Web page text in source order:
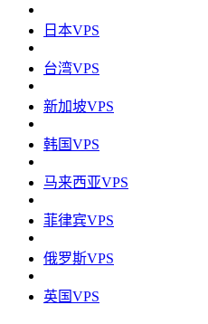
日本VPS
台湾VPS
新加坡VPS
韩国VPS
马来西亚VPS
菲律宾VPS
俄罗斯VPS
英国VPS